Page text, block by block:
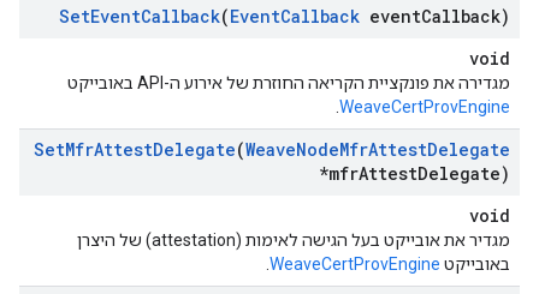
SetEventCallback(EventCallback eventCallback)
void
מגדירה את פונקציית הקריאה החוזרת של אירוע ה-API באובייקט
WeaveCertProvEngine
SetMfrAttestDelegate(WeaveNodeMfrAttestDelegate
*mfrAttestDelegate)
void
מגדיר את אובייקט בעל הגישה לאימות (attestation) של היצרן
באובייקט WeaveCertProvEngine